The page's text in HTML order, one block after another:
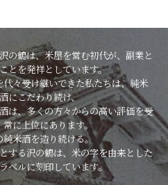
の鶴は、米屋を営む初代が、副業と
とを発祥としています。
々受け継いできた私たちは、純米
にこだわり続け、
は、多くの方々からの高い評価を受
に上位にあります。
米酒を造り続ける。
する沢の鶴は、米の字を由来とした
ベルに刻印しています。